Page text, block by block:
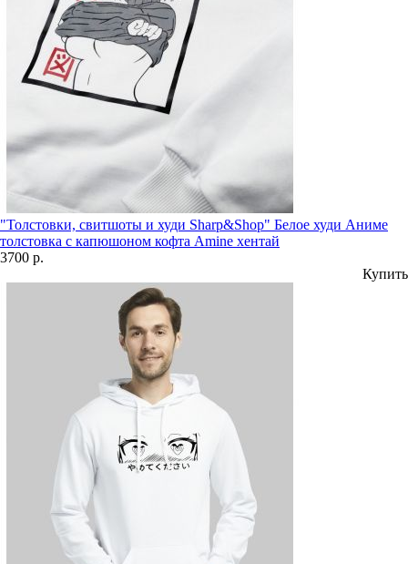
"Толстовки, свитшоты и худи Sharp&Shop" Белое худи Аниме
толстовка с капюшоном кофта Amine хентай
3700 р.
Купить